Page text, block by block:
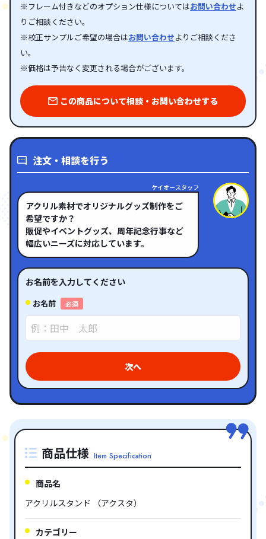
※フレーム付きなどのオプション仕様についてはお問い合わせよ
りご相談ください。
※校正サンプルご希望の場合はお問い合わせよりご相談くださ
い。
※価格は予告なく変更される場合がございます。
この商品について相談・お問い合わせする
注文・相談を行う
ケイオースタッフ
アクリル素材でオリジナルグッズ制作をご
希望ですか？
販促やイベントグッズ、周年記念行事など
幅広いニーズに対応しています。
お名前を入力してください
お名前 必須
次へ
商品仕様 Item Specification
商品名
アクリルスタンド （アクスタ）
カテゴリー